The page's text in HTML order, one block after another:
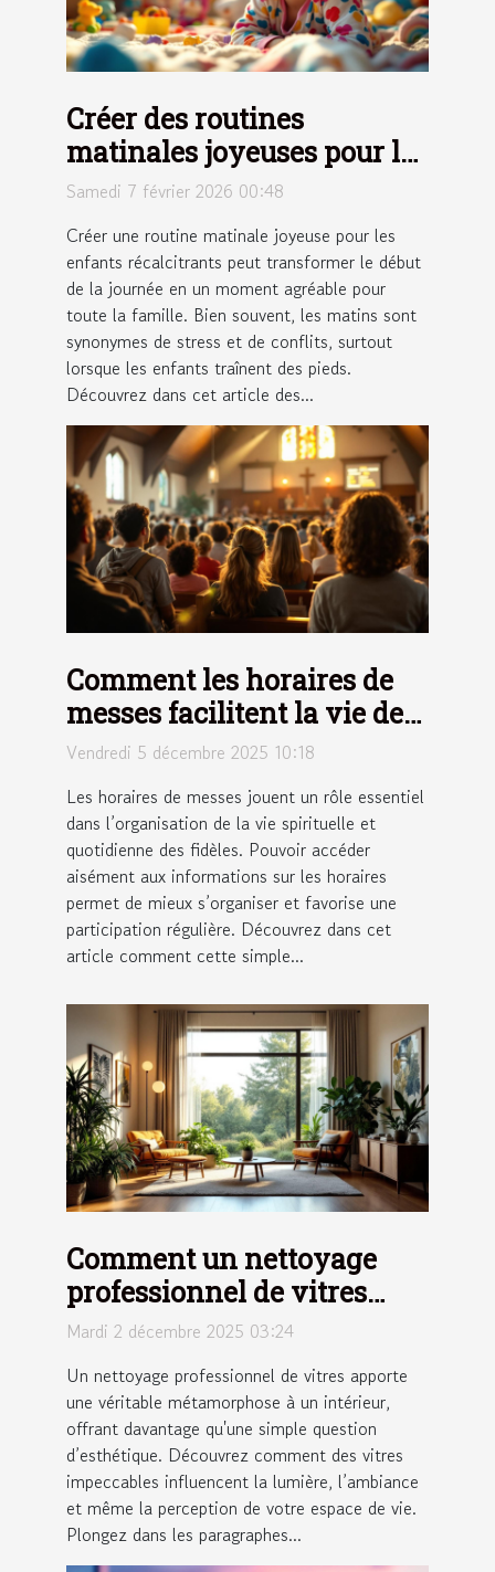
Créer des routines
matinales joyeuses pour les
enfants récalcitrants
Samedi 7 février 2026 00:48
Créer une routine matinale joyeuse pour les
enfants récalcitrants peut transformer le début
de la journée en un moment agréable pour
toute la famille. Bien souvent, les matins sont
synonymes de stress et de conflits, surtout
lorsque les enfants traînent des pieds.
Découvrez dans cet article des...
Comment les horaires de
messes facilitent la vie des
fidèles ?
Vendredi 5 décembre 2025 10:18
Les horaires de messes jouent un rôle essentiel
dans l’organisation de la vie spirituelle et
quotidienne des fidèles. Pouvoir accéder
aisément aux informations sur les horaires
permet de mieux s’organiser et favorise une
participation régulière. Découvrez dans cet
article comment cette simple...
Comment un nettoyage
professionnel de vitres
peut transformer votre
Mardi 2 décembre 2025 03:24
Un nettoyage professionnel de vitres apporte
une véritable métamorphose à un intérieur,
offrant davantage qu'une simple question
d’esthétique. Découvrez comment des vitres
impeccables influencent la lumière, l’ambiance
et même la perception de votre espace de vie.
Plongez dans les paragraphes...